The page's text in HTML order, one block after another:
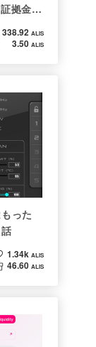
拠金計
338.92 ALIS
3.50 ALIS
った
1.34k ALIS
46.60 ALIS